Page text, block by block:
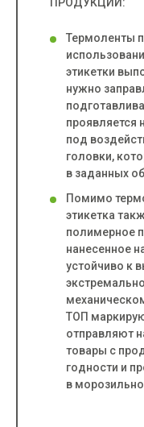
Термоленты
этикетки
нужно
проявляется
под
головки,
в заданных
Помимо
этикетка
полимерное
нанесенное
устойчиво к
ТОП
отправляют
товары с
годности и
в